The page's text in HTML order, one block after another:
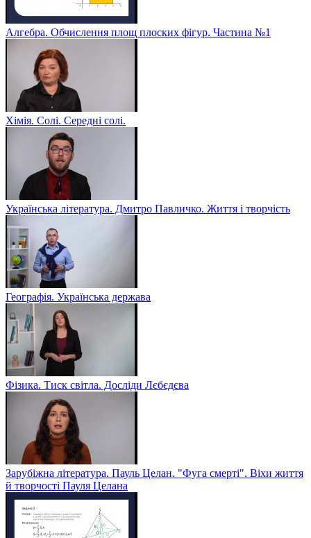
Алгебра. Обчислення площ плоских фігур. Частина №1
Хімія. Солі. Середні солі.
Українська література. Дмитро Павличко. Життя і творчість
Географія. Українська держава
Фізика. Тиск світла. Досліди Лєбєдєва
Зарубіжна література. Пауль Целан. "Фуга смерті". Віхи життя
й творчості Пауля Целана